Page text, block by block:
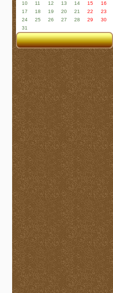
10
11 12 13 14 15
16
17
18 19 20 21 22
23
24
25 26 27 28 29
30
31